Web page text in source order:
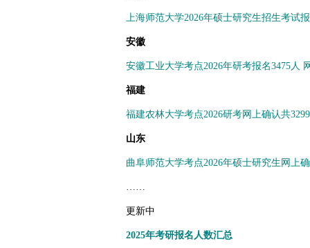
上海师范大学2026年硕士研究生招生考试
安徽
安徽工业大学考点2026年研考报名3475人
福建
福建农林大学考点2026研考网上确认共
山东
曲阜师范大学考点2026年硕士研究生网上
……
更新中
2025年考研报名人数汇总